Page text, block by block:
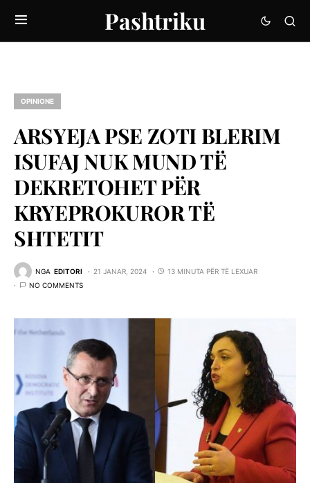
Pashtriku
OPINIONE
ARSYEJA PSE ZOTI BLERIM
ISUFAJ NUK MUND TË
DEKRETOHET PËR
KRYEPROKUROR TË
SHTETIT
NGA EDITORI 21 JANAR, 2024
13 MINUTA PËR TË LEXUAR
NO COMMENTS